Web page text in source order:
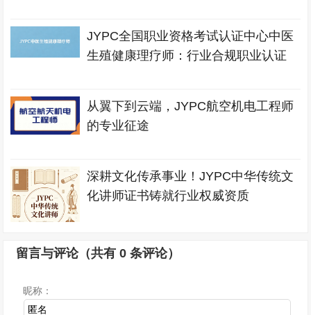
JYPC全国职业资格考试认证中心中医
生殖健康理疗师：行业合规职业认证
从翼下到云端，JYPC航空机电工程师
的专业征途
深耕文化传承事业！JYPC中华传统文
化讲师证书铸就行业权威资质
留言与评论（共有0 条评论）
昵称：